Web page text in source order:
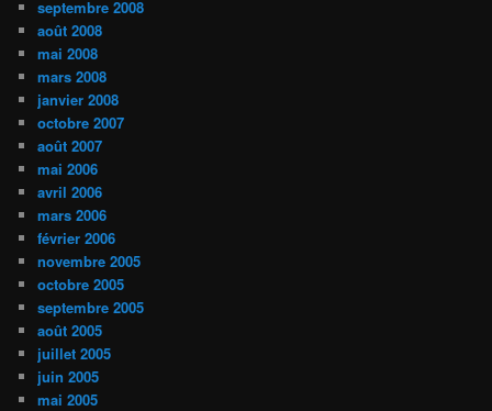
septembre 2008
août 2008
mai 2008
mars 2008
janvier 2008
octobre 2007
août 2007
mai 2006
avril 2006
mars 2006
février 2006
novembre 2005
octobre 2005
septembre 2005
août 2005
juillet 2005
juin 2005
mai 2005